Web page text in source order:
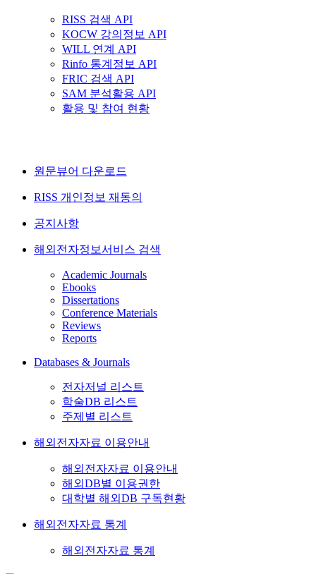
RISS 검색 API
KOCW 강의정보 API
WILL 연계 API
Rinfo 통계정보 API
FRIC 검색 API
SAM 분석활용 API
활용 및 참여 현황
원문뷰어 다운로드
RISS 개인정보 재동의
공지사항
해외전자정보서비스 검색
Academic Journals
Ebooks
Dissertations
Conference Materials
Reviews
Reports
Databases & Journals
전자저널 리스트
학술DB 리스트
주제별 리스트
해외전자자료 이용안내
해외전자자료 이용안내
해외DB별 이용권한
대학별 해외DB 구독현황
해외전자자료 통계
해외전자자료 통계